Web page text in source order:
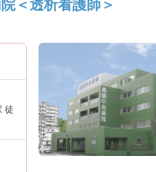
＜透析看護師＞
徒